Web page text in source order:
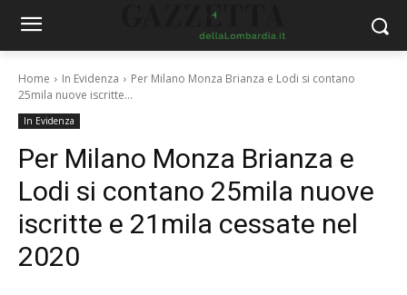
Home In Evidenza
Per Milano Monza Brianza e Lodi si contano
25mila nuove iscritte...
In Evidenza
Per Milano Monza Brianza e
Lodi si contano 25mila nuove
iscritte e 21mila cessate nel
2020